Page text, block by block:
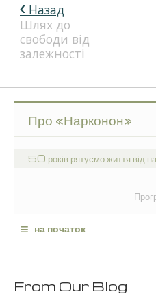
Назад
Шлях до
свободи від
залежності
Про «Нарконон»
50 років рятуємо життя від
≡ на початок
From Our Blog